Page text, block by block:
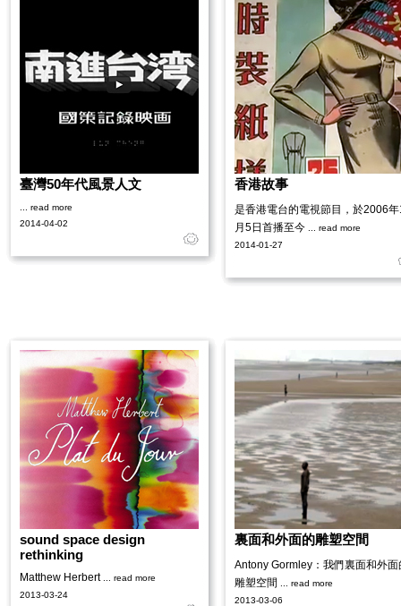
臺灣50年代風景人文
... read more
2014-04-02
香港故事
是香港電台的電視節目，於2006
月5日首播至今
... read more
2014-01-27
sound space design
rethinking
Matthew Herbert
... read more
2013-03-24
裏面和外面的雕塑空間
Antony Gormley：我們裏面和外面
雕塑空間
... read more
2013-03-06